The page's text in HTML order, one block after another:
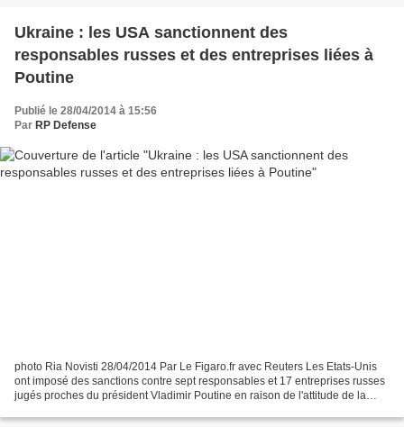
Ukraine : les USA sanctionnent des
responsables russes et des entreprises liées à
Poutine
Publié le 28/04/2014 à 15:56
Par RP Defense
photo Ria Novisti 28/04/2014 Par Le Figaro.fr avec Reuters Les Etats-Unis
ont imposé des sanctions contre sept responsables et 17 entreprises russes
jugés proches du président Vladimir Poutine en raison de l'attitude de la